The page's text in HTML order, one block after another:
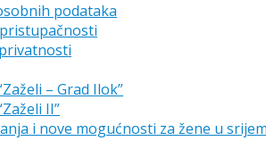
podataka
– Grad Ilok”
II”
i nove mogućnosti za žene u